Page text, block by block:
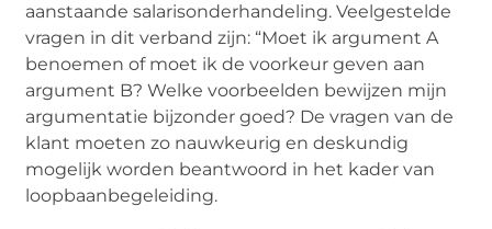
aanstaande salarisonderhandeling. Veelgestelde
vragen in dit verband zijn: “Moet ik argument A
benoemen of moet ik de voorkeur geven aan
argument B? Welke voorbeelden bewijzen mijn
argumentatie bijzonder goed? De vragen van de
klant moeten zo nauwkeurig en deskundig
mogelijk worden beantwoord in het kader van
loopbaanbegeleiding.